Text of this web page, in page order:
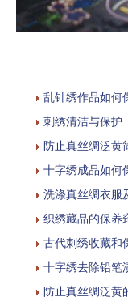
乱针绣作品如何
刺绣清洁与保护
防止真丝绸泛黄
十字绣成品如何
洗涤真丝绸衣服
织绣藏品的保养
古代刺绣收藏和
十字绣去除铅笔
防止真丝绸泛黄